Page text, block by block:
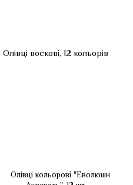
Олівці воскові, 12 кольорів